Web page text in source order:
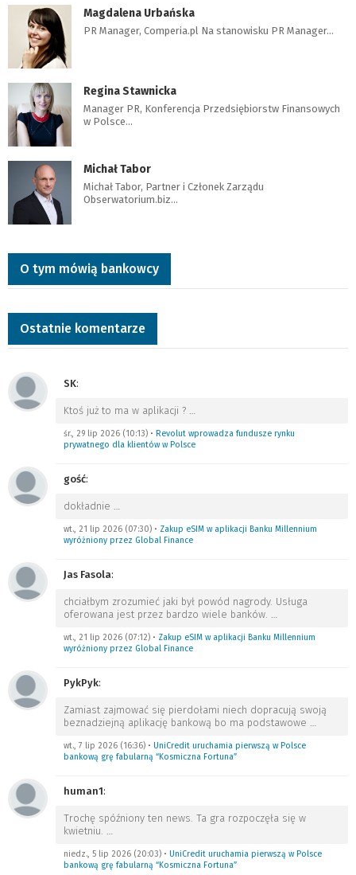
Magdalena Urbańska
PR Manager, Comperia.pl Na stanowisku PR Manager…
Regina Stawnicka
Manager PR, Konferencja Przedsiębiorstw Finansowych
w Polsce…
Michał Tabor
Michał Tabor, Partner i Członek Zarządu
Obserwatorium.biz…
O tym mówią bankowcy
Ostatnie komentarze
SK:
Ktoś już to ma w aplikacji ? …
śr., 29 lip 2026 (10:13) • Revolut wprowadza fundusze rynku
prywatnego dla klientów w Polsce
gość:
dokładnie …
wt., 21 lip 2026 (07:30) • Zakup eSIM w aplikacji Banku Millennium
wyróżniony przez Global Finance
Jas Fasola:
chciałbym zrozumieć jaki był powód nagrody. Usługa
oferowana jest przez bardzo wiele banków. …
wt., 21 lip 2026 (07:12) • Zakup eSIM w aplikacji Banku Millennium
wyróżniony przez Global Finance
PykPyk:
Zamiast zajmować się pierdołami niech dopracują swoją
beznadziejną aplikację bankową bo ma podstawowe …
wt., 7 lip 2026 (16:36) • UniCredit uruchamia pierwszą w Polsce
bankową grę fabularną “Kosmiczna Fortuna”
human1:
Trochę spóźniony ten news. Ta gra rozpoczęła się w
kwietniu. …
niedz., 5 lip 2026 (20:03) • UniCredit uruchamia pierwszą w Polsce
bankową grę fabularną “Kosmiczna Fortuna”